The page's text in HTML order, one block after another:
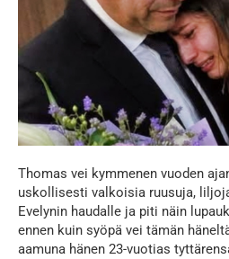
Thomas vei kymmenen vuoden
uskollisesti valkoisia ruusuja,
Evelynin haudalle ja piti näin
ennen kuin syöpä vei tämän
aamuna hänen 23-vuotias